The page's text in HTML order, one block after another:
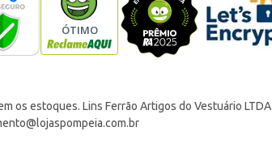
estoques. Lins Ferrão Artigos do Vestuário